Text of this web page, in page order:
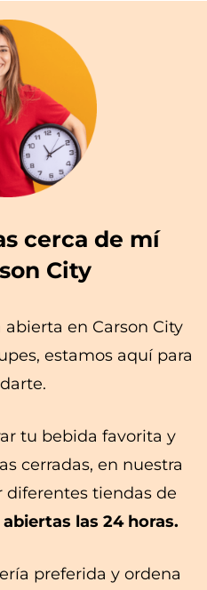
cerca de mí
City
en Carson City
estamos aquí para
tu bebida favorita y
cerradas, en nuestra
diferentes tiendas de
las 24 horas.
preferida y ordena